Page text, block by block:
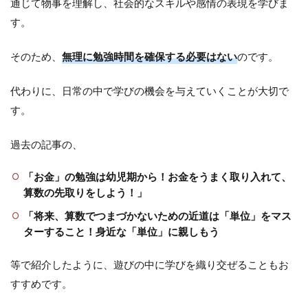
通じて物事を理解し、社会的なスキルや感情の表現を学びま
す。
そのため、 無理に勉強時間を確保する必要はないのです。
代わりに、日常の中で学びの機会を与えていくことが大切で
す。
過去の記事の、
「お金」の勉強は幼児期から！お金をうまく取り入れて、
算数の先取りをしよう！」
「将来、算数でつまづかないための近道は「単位」をマス
ターすること！身近な「単位」に親しもう
等で紹介したように、遊びの中に学びを織り交ぜることもお
すすめです。